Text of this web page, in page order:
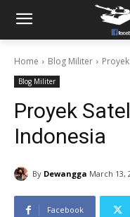
Home Blog Militer
Blog Militer
Proyek
Indonesia
By Dewangga March 13,
Facebook